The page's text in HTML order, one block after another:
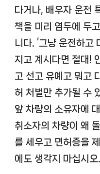
다거나, 배우자 운전
책을 미리 염두에 두
니다. ‘그냥 운전하고
지고 계시다면 절대!
고 선고 유예고 뭐고
허 처벌만 추가될 수
앞 차량의 소유자에
취소자의 차량이 왜
를 세우고 면허증을
에도 생각지 마십시오.